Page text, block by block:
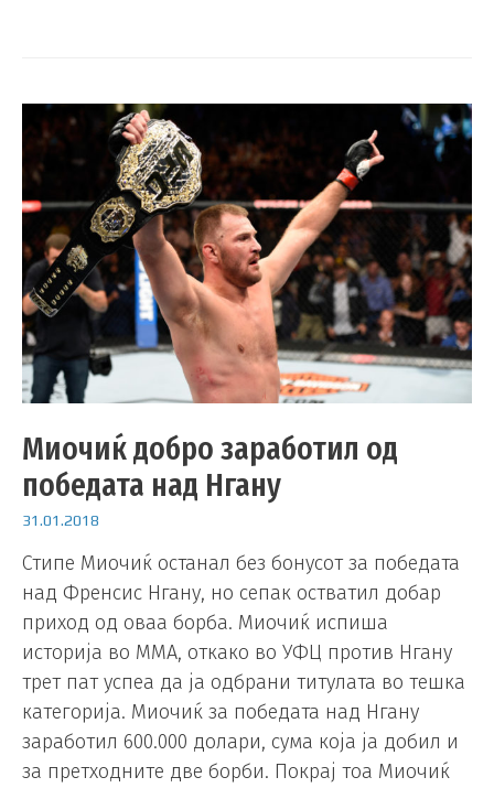
Миочиќ добро заработил од
победата над Нгану
31.01.2018
Стипе Миочиќ останал без бонусот за победата
над Френсис Нгану, но сепак остватил добар
приход од оваа борба. Миочиќ испиша
историја во ММА, откако во УФЦ против Нгану
трет пат успеа да ја одбрани титулата во тешка
категорија. Миочиќ за победата над Нгану
заработил 600.000 долари, сума која ја добил и
за претходните две борби. Покрај тоа Миочиќ